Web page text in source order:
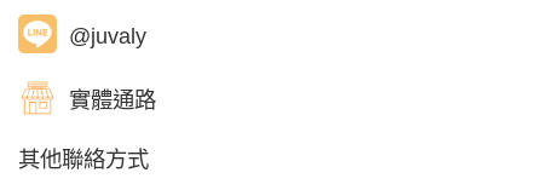
@juvaly
實體通路
其他聯絡方式